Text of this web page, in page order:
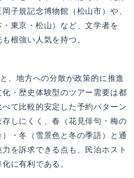
子規記念博物館（松山市）や、
東京・松山）など、文学者を
根強い人気を持つ。
、地方への分散が政策的に推進
・歴史体験型のツアー需要は都
て比較的安定した予約パターン
しにくく、春（花見俳句・梅の
・冬（雪景色と冬の季語）と通
を訴求できる点も、民泊ホスト
に有利である。